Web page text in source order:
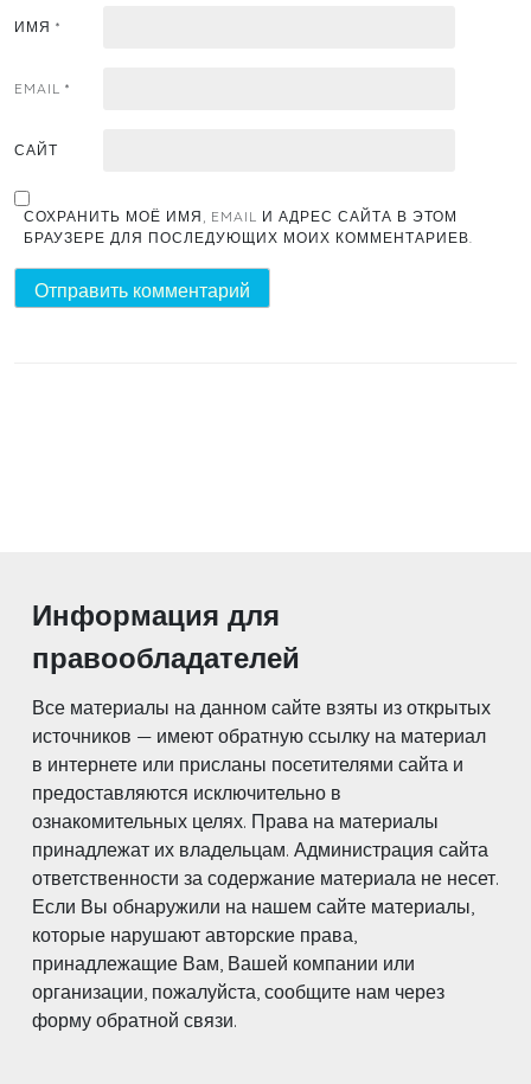
ИМЯ *
EMAIL *
САЙТ
СОХРАНИТЬ МОЁ ИМЯ, EMAIL И АДРЕС САЙТА В ЭТОМ
БРАУЗЕРЕ ДЛЯ ПОСЛЕДУЮЩИХ МОИХ КОММЕНТАРИЕВ.
Информация для
правообладателей
Все материалы на данном сайте взяты из открытых
источников — имеют обратную ссылку на материал
в интернете или присланы посетителями сайта и
предоставляются исключительно в
ознакомительных целях. Права на материалы
принадлежат их владельцам. Администрация сайта
ответственности за содержание материала не несет.
Если Вы обнаружили на нашем сайте материалы,
которые нарушают авторские права,
принадлежащие Вам, Вашей компании или
организации, пожалуйста, сообщите нам через
форму обратной связи.